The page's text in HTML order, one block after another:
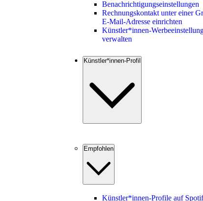
Benachrichtigungseinstellungen
Rechnungskontakt unter einer
E-Mail-Adresse einrichten
Künstler*innen-
verwalten
Künstler*innen-Profil
Empfohlen
Künstler*innen-Profile auf